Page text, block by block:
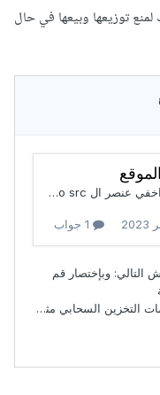
توزيعها وبيعها في حال